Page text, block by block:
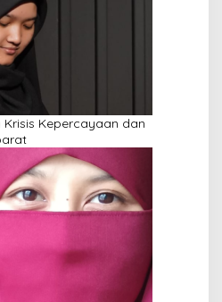
Kepercayaan dan